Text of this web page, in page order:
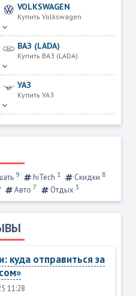
VOLKSWAGEN
Купить Volkswagen
ВАЗ (LADA)
Купить ВАЗ (LADA)
УАЗ
Купить УАЗ
9 hiTech 1 Скидки 8
Авто 7 Отдых 3
куда отправиться за
11:28